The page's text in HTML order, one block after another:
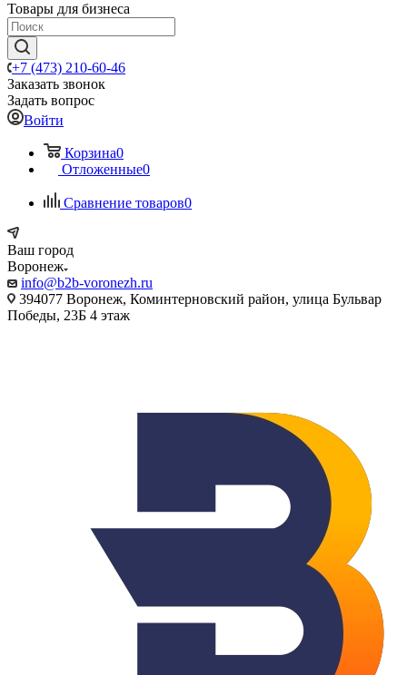
Товары для бизнеса
+7 (473) 210-60-46
Заказать звонок
Задать вопрос
Войти
Корзина0
Отложенные0
Сравнение товаров0
Ваш город
Воронеж
info@b2b-voronezh.ru
394077 Воронеж, Коминтерновский район, улица Бульвар
Победы, 23Б​ 4 этаж